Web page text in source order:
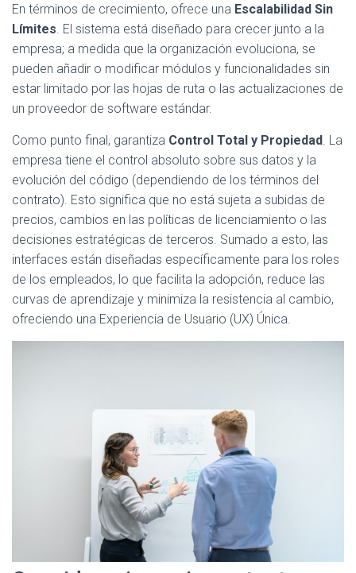
En términos de crecimiento, ofrece una Escalabilidad Sin
Límites . El sistema está diseñado para crecer junto a la
empresa; a medida que la organización evoluciona, se
pueden añadir o modificar módulos y funcionalidades sin
estar limitado por las hojas de ruta o las actualizaciones de
un proveedor de software estándar.
Como punto final, garantiza Control Total y Propiedad . La
empresa tiene el control absoluto sobre sus datos y la
evolución del código (dependiendo de los términos del
contrato). Esto significa que no está sujeta a subidas de
precios, cambios en las políticas de licenciamiento o las
decisiones estratégicas de terceros. Sumado a esto, las
interfaces están diseñadas específicamente para los roles
de los empleados, lo que facilita la adopción, reduce las
curvas de aprendizaje y minimiza la resistencia al cambio,
ofreciendo una Experiencia de Usuario (UX) Única.